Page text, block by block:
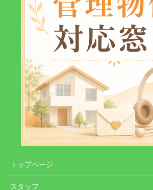
トップページ
スタッフ